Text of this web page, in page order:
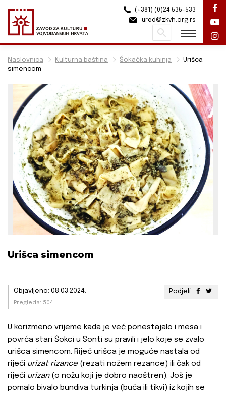
Naslovnica Kulturna baština Šokačka kuhinja
Urišca
simencom
Urišca simencom
Podjeli:
Objavljeno: 08.03.2024.
Pregleda: 504
U korizmeno vrijeme kada je već ponestajalo i mesa i
povrća stari Šokci u Sonti su pravili i jelo koje se zvalo
urišca simencom. Riječ urišca je moguće nastala od
riječi urizat rizance (rezati nožem rezance) ili čak od
riječi urizan(o nožu koji je dobro naoštren). Još je
pomalo bivalo bundiva turkinja (buča ili tikvi) iz kojih se
(+381) (0)24 535-533
ured@zkvh.org.rs
Pretraži